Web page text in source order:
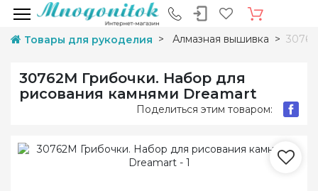
Товары для рукоделия Алмазная вышивка
30762M Грибочки. Набор для
рисования камнями Dreamart
Поделиться этим товаром: